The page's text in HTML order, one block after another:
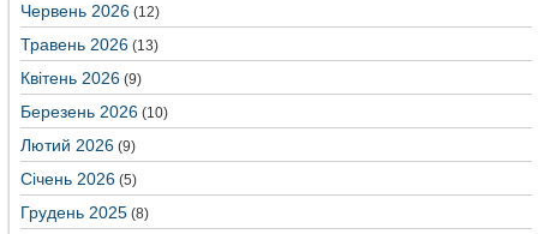
Червень 2026 (12)
Травень 2026 (13)
Квітень 2026 (9)
Березень 2026 (10)
Лютий 2026 (9)
Січень 2026 (5)
Грудень 2025 (8)